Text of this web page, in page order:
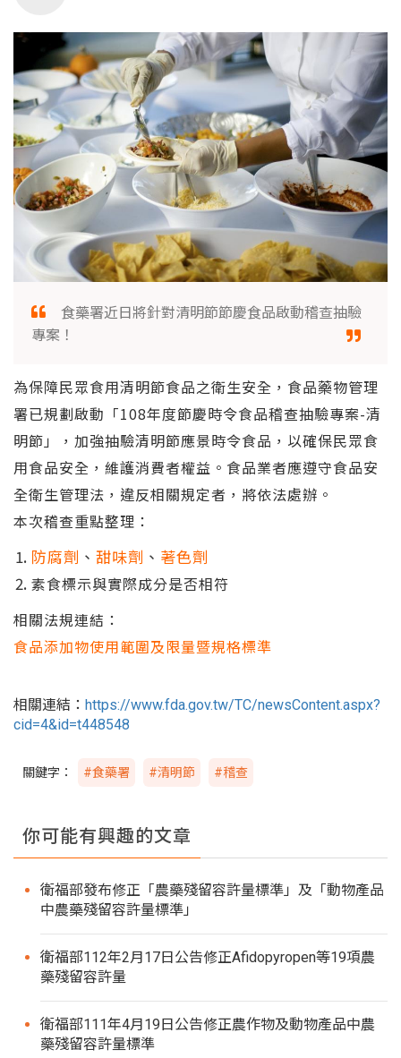
食藥署近日將針對清明節節慶食品啟動稽查抽驗
專案！
為保障民眾食用清明節食品之衛生安全，食品藥物管理
署已規劃啟動「108年度節慶時令食品稽查抽驗專案-清
明節」，加強抽驗清明節應景時令食品，以確保民眾食
用食品安全，維護消費者權益。食品業者應遵守食品安
全衛生管理法，違反相關規定者，將依法處辦。
本次稽查重點整理：
防腐劑 、 甜味劑 、 著色劑
素食標示與實際成分是否相符
相關法規連結：
食品添加物使用範圍及限量暨規格標準
相關連結： https://www.fda.gov.tw/TC/newsContent.aspx?
cid=4&id=t448548
關鍵字： #食藥署 #清明節 #稽查
你可能有興趣的文章
衛福部發布修正「農藥殘留容許量標準」及「動物產品
中農藥殘留容許量標準」
衛福部112年2月17日公告修正Afidopyropen等19項農
藥殘留容許量
衛福部111年4月19日公告修正農作物及動物產品中農
藥殘留容許量標準